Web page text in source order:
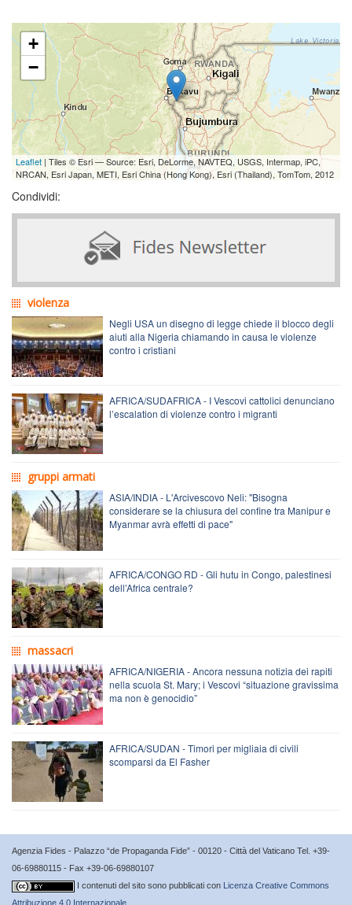
+
−
Leaflet | Tiles © Esri — Source: Esri, DeLorme, NAVTEQ, USGS, Intermap, iPC,
NRCAN, Esri Japan, METI, Esri China (Hong Kong), Esri (Thailand), TomTom, 2012
Condividi:
violenza
Negli USA un disegno di legge chiede il blocco degli
aiuti alla Nigeria chiamando in causa le violenze
contro i cristiani
AFRICA/SUDAFRICA - I Vescovi cattolici denunciano
l’escalation di violenze contro i migranti
gruppi armati
ASIA/INDIA - L'Arcivescovo Neli: "Bisogna
considerare se la chiusura del confine tra Manipur e
Myanmar avrà effetti di pace"
AFRICA/CONGO RD - Gli hutu in Congo, palestinesi
dell’Africa centrale?
massacri
AFRICA/NIGERIA - Ancora nessuna notizia dei rapiti
nella scuola St. Mary; i Vescovi “situazione gravissima
ma non è genocidio”
AFRICA/SUDAN - Timori per migliaia di civili
scomparsi da El Fasher
Agenzia Fides - Palazzo “de Propaganda Fide” - 00120 - Città del Vaticano Tel. +39-
06-69880115 - Fax +39-06-69880107
I contenuti del sito sono pubblicati con Licenza Creative Commons
Attribuzione 4.0 Internazionale